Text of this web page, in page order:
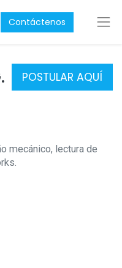
Contáctenos
POSTULAR AQUÍ
mecánico, lectura de